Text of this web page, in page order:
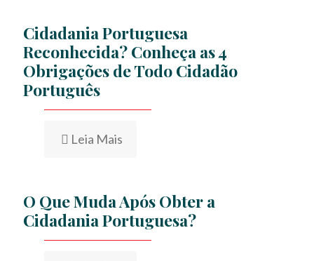
Cidadania Portuguesa
Reconhecida? Conheça as 4
Obrigações de Todo Cidadão
Português
Leia Mais
O Que Muda Após Obter a
Cidadania Portuguesa?